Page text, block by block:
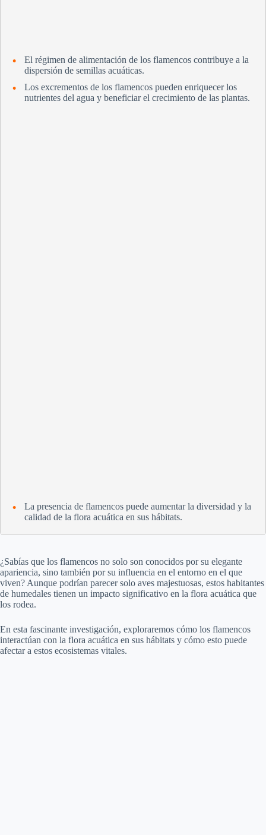
El régimen de alimentación de los flamencos contribuye a la
dispersión de semillas acuáticas.
Los excrementos de los flamencos pueden enriquecer los
nutrientes del agua y beneficiar el crecimiento de las plantas.
La presencia de flamencos puede aumentar la diversidad y la
calidad de la flora acuática en sus hábitats.
¿Sabías que los flamencos no solo son conocidos por su elegante
apariencia, sino también por su influencia en el entorno en el que
viven? Aunque podrían parecer solo aves majestuosas, estos habitantes
de humedales tienen un impacto significativo en la flora acuática que
los rodea.
En esta fascinante investigación, exploraremos cómo los flamencos
interactúan con la flora acuática en sus hábitats y cómo esto puede
afectar a estos ecosistemas vitales.